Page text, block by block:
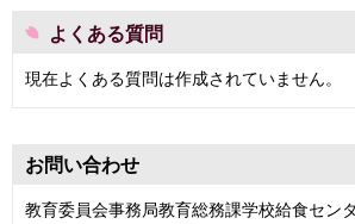
よくある質問
現在よくある質問は作成されていません。
お問い合わせ
教育委員会事務局教育総務課学校給食セン